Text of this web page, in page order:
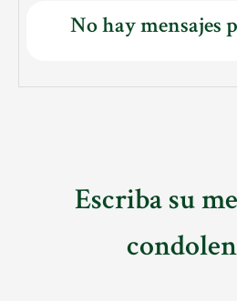
No hay mensajes
Escriba su